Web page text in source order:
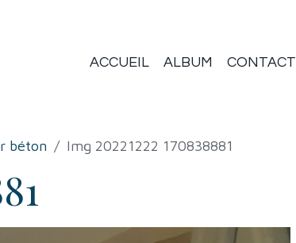
ACCUEIL ALBUM CONTACT
béton Img 20221222 170838881